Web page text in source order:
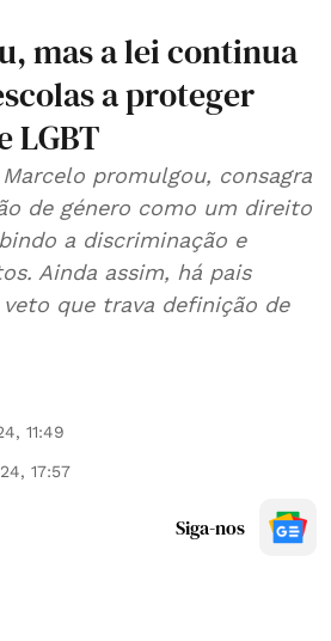
mas a lei continua
a proteger
LGBT
promulgou, consagra
de género como um direito
a discriminação e
Ainda assim, há pais
que trava definição de
11:49
17:57
Siga-nos